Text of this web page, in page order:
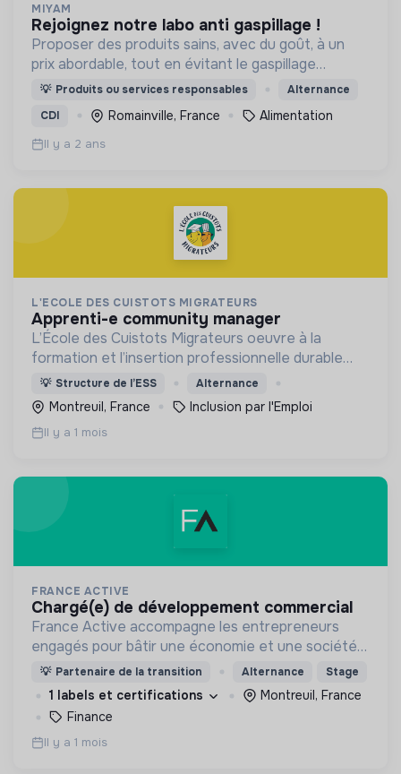
MIYAM
rejoignez notre labo anti gaspillage !
Proposer des produits sains, avec du goût, à un
prix abordable, tout en évitant le gaspillage
alimentaire.
💡 Produits ou services responsables
Alternance
CDI
Romainville, France Alimentation
Il y a 2 ans
L'ECOLE DES CUISTOTS MIGRATEURS
apprenti-e community manager
L’École des Cuistots Migrateurs oeuvre à la
formation et l’insertion professionnelle durable
des personnes réfugiées et ressortissants de
pays tiers allophones par les métiers de la
restauration .
💡 Structure de l’ESS Alternance
Montreuil, France Inclusion par l'Emploi
Il y a 1 mois
FRANCE ACTIVE
chargé(e) de développement commercial
France Active accompagne les entrepreneurs
engagés pour bâtir une économie et une société
plus inclusive et plus durable.
💡 Partenaire de la transition Alternance Stage
1 labels et certifications
Montreuil, France
Finance
Il y a 1 mois